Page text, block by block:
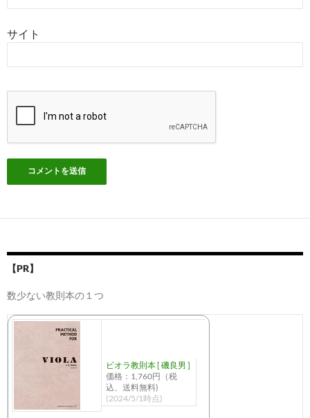
サイト
【PR】
数少ない教則本の１つ
ビオラ教則本 [ 磯良男 ]
価格：1,760円（税
込、送料無料)
(2024/5/1時点)